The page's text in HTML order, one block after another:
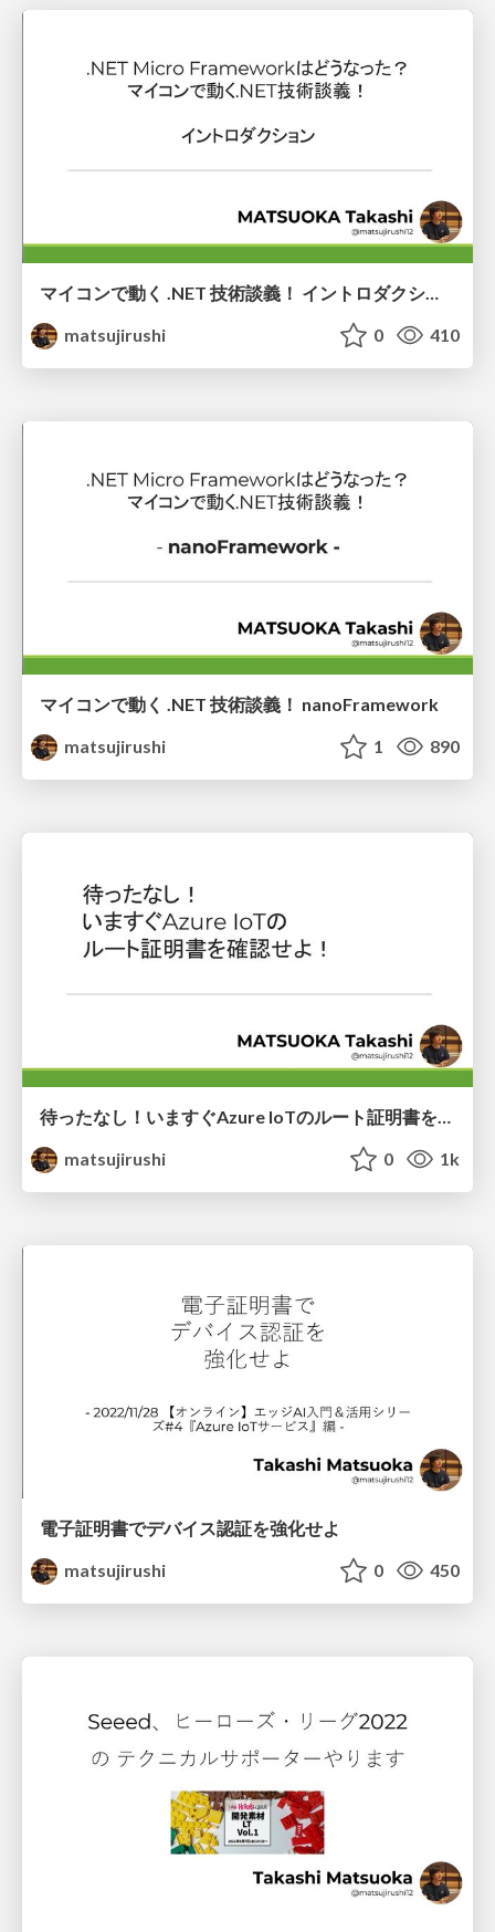
マイコンで動く .NET 技術談義！ イントロダクション
matsujirushi
0 410
マイコンで動く .NET 技術談義！ nanoFramework
matsujirushi
1 890
待ったなし！いますぐAzure IoTのルート証明書を確認せよ！
matsujirushi
0 1k
電子証明書でデバイス認証を強化せよ
matsujirushi
0 450